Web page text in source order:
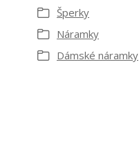
Šperky
Náramky
Dámské náramky